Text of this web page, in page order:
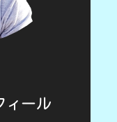
ィール